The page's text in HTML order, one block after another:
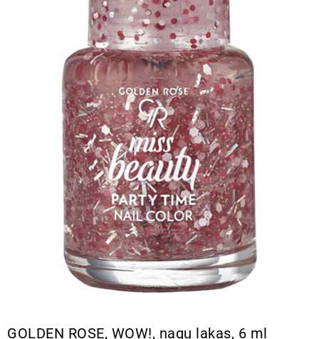
GOLDEN ROSE, WOW!, nagų lakas, 6 ml